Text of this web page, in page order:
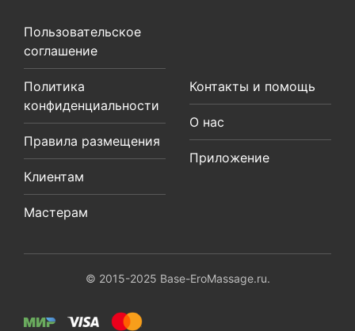
Пользовательское
соглашение
Политика
конфиденциальности
Правила размещения
Клиентам
Мастерам
Контакты и помощь
О нас
Приложение
© 2015-2025 Base-EroMassage.ru.